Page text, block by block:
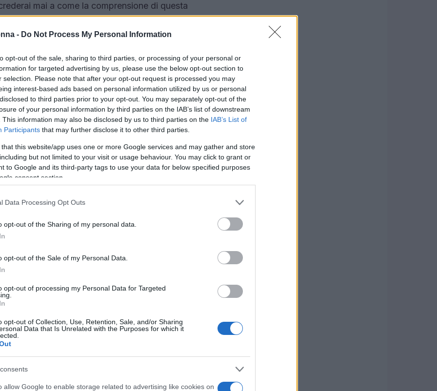
- Do Not Process My Personal Information
opt-out of the sale, sharing to third parties, or processing of your personal or
for targeted advertising by us, please use the below opt-out section to
selection. Please note that after your opt-out request is processed you may
interest-based ads based on personal information utilized by us or personal
to third parties prior to your opt-out. You may separately opt-out of the
of your personal information by third parties on the IAB’s list of downstream
This information may also be disclosed by us to third parties on the IAB’s List of
Participants that may further disclose it to other third parties.
that this website/app uses one or more Google services and may gather and store
but not limited to your visit or usage behaviour. You may click to grant or
to Google and its third-party tags to use your data for below specified purposes
consent section.
Data Processing Opt Outs
opt-out of the Sharing of my personal data.
opt-out of the Sale of my Personal Data.
opt-out of processing my Personal Data for Targeted
opt-out of Collection, Use, Retention, Sale, and/or Sharing
Data that Is Unrelated with the Purposes for which it
allow Google to enable storage related to advertising like cookies on
mai a come la comprensione di questa
si manifesta?
di sintomi fisici e mentali che possono
iceberg: ciò che vediamo in superficie è solo
sotto il livello della consapevolezza. La
percepite come pericolose può
e difficoltà di concentrazione. Ma
sopportare i sintomi; è fondamentale
con sé. Ti sei mai chiesto quali emozioni si
l’ansia ci parla di emozioni represse e